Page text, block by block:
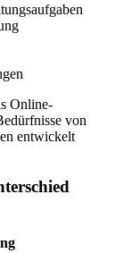
Online-
von
entwickelt